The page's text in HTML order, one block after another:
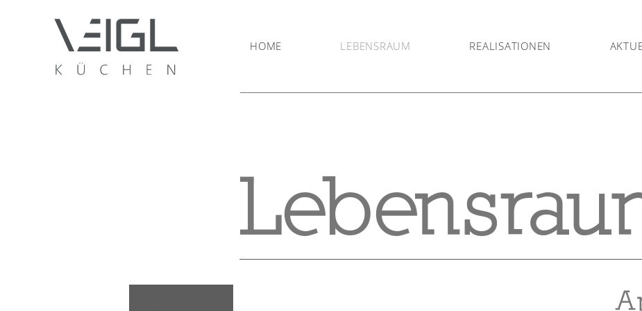
HOME LEBENSRAUM REALISATIONEN